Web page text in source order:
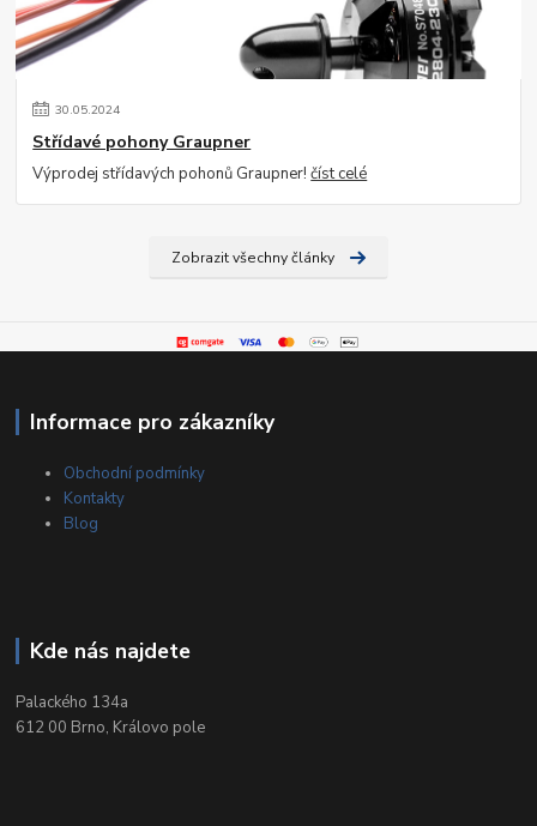
30.05.2024
Střídavé pohony Graupner
Výprodej střídavých pohonů Graupner!číst celé
Zobrazit všechny články
Informace pro zákazníky
Obchodní podmínky
Kontakty
Blog
Kde nás najdete
Palackého 134a
612 00 Brno, Královo pole